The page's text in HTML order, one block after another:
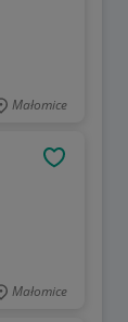
Małomice
Małomice